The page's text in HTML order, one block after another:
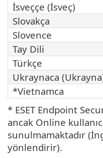
İsveççe (İsveç)
Slovakça
Slovence
Tay Dili
Türkçe
Ukraynaca
*Vietnamca
* ESET Endpoint
ancak Online
sunulmamaktadır
yönlendirir).